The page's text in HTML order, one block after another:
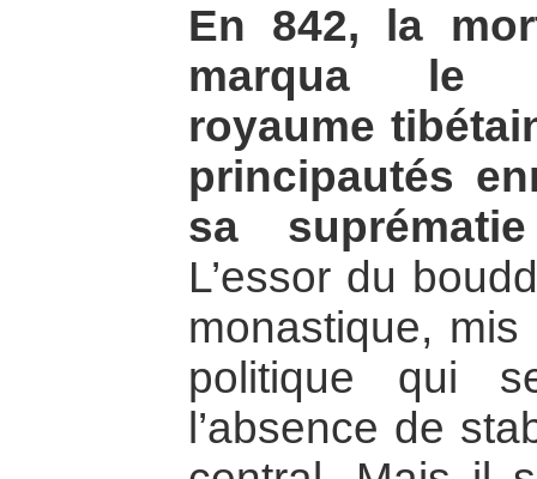
En 842, la
marqua le
royaume
principautés
sa
L’essor du
monastique,
politique qui
l’absence de